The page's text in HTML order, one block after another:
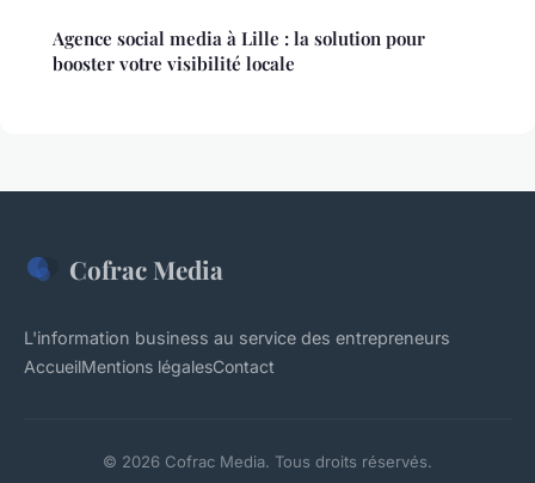
Agence social media à Lille : la solution pour
booster votre visibilité locale
Cofrac Media
L'information business au service des entrepreneurs
AccueilMentions légalesContact
© 2026 Cofrac Media. Tous droits réservés.